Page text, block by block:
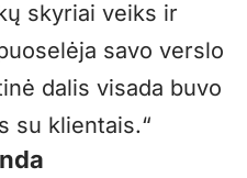
skyriai veiks ir
savo verslo
dalis visada buvo
su klientais.“